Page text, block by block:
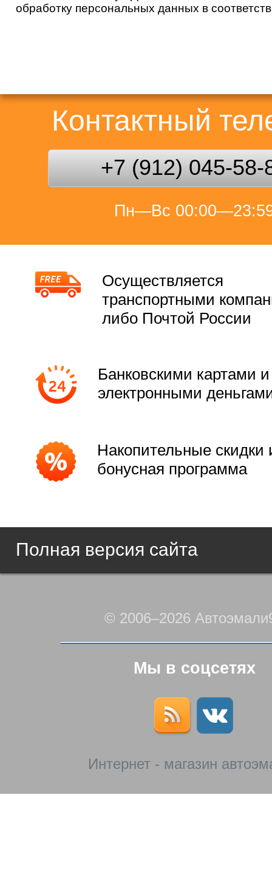
обработку персональных данных в
Контактный
+7 (912) 045-58-
Пн—Вс
Осуществляется
транспортными
либо Почтой России
Банковскими картами и
электронными
Накопительные скидки
бонусная программа
Полная версия сайта
© 2006–2026
Мы в соцсетях
Интернет - магазин